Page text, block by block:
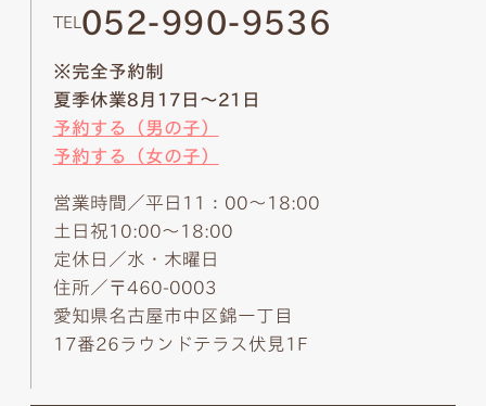
TEL 052-990-9536
※完全予約制
夏季休業8月17日～21日
予約する（男の子）
予約する（女の子）
営業時間／平日11：00～18:00
土日祝10:00～18:00
定休日／水・木曜日
住所／〒460-0003
愛知県名古屋市中区錦一丁目
17番26ラウンドテラス伏見1F